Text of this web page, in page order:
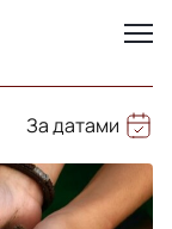
За датами